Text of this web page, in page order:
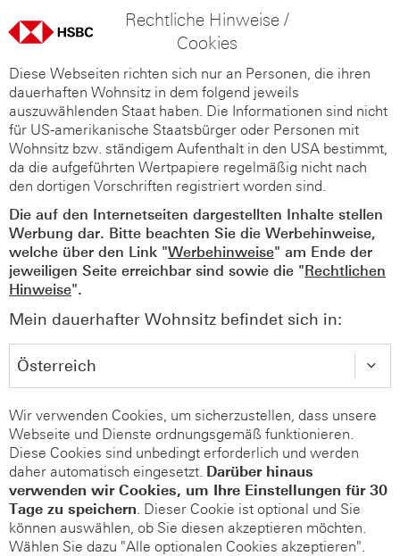
Rechtliche Hinweise /
Cookies
Diese Webseiten richten sich nur an Personen, die ihren
dauerhaften Wohnsitz in dem folgend jeweils
auszuwählenden Staat haben. Die Informationen sind nicht
für US-amerikanische Staatsbürger oder Personen mit
Wohnsitz bzw. ständigem Aufenthalt in den USA bestimmt,
da die aufgeführten Wertpapiere regelmäßig nicht nach
den dortigen Vorschriften registriert worden sind.
Die auf den Internetseiten dargestellten Inhalte stellen
Werbung dar. Bitte beachten Sie die Werbehinweise,
welche über den Link "Werbehinweise" am Ende der
jeweiligen Seite erreichbar sind sowie die "Rechtlichen
Hinweise".
Mein dauerhafter Wohnsitz befindet sich in:
Wir verwenden Cookies, um sicherzustellen, dass unsere
Webseite und Dienste ordnungsgemäß funktionieren.
Diese Cookies sind unbedingt erforderlich und werden
daher automatisch eingesetzt. Darüber hinaus
verwenden wir Cookies, um Ihre Einstellungen für 30
Tage zu speichern. Dieser Cookie ist optional und Sie
können auswählen, ob Sie diesen akzeptieren möchten.
Wählen Sie dazu "Alle optionalen Cookies akzeptieren".